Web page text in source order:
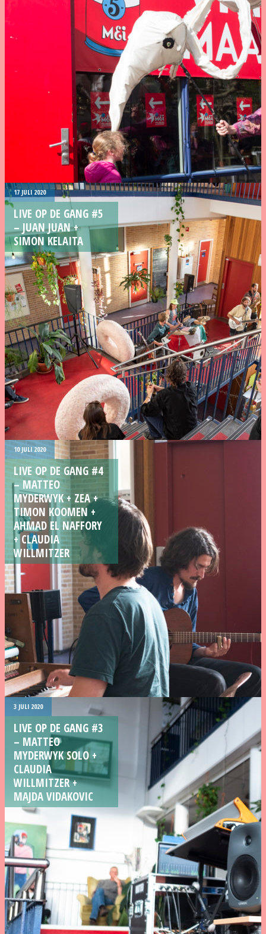
17 JULI 2020
LIVE OP DE GANG #5
– JUAN JUAN +
SIMON KELAITA
10 JULI 2020
LIVE OP DE GANG #4
– MATTEO
MYDERWYK + ZEA +
TIMON KOOMEN +
AHMAD EL NAFFORY
+ CLAUDIA
WILLMITZER
3 JULI 2020
LIVE OP DE GANG #3
– MATTEO
MYDERWYK SOLO +
CLAUDIA
WILLMITZER +
MAJDA VIDAKOVIC